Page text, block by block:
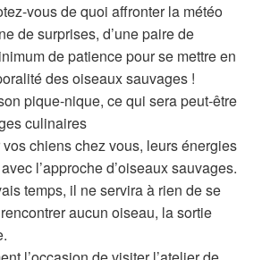
vous de quoi affronter la météo
de surprises, d’une paire de
de patience pour se mettre en
des oiseaux sauvages !
pique-nique, ce qui sera peut-être
culinaires
chiens chez vous, leurs énergies
l’approche d’oiseaux sauvages.
temps, il ne servira à rien de se
aucun oiseau, la sortie